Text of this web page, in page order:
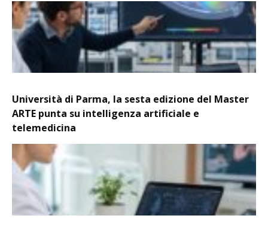
Università di Parma, la sesta edizione del Master
ARTE punta su intelligenza artificiale e
telemedicina